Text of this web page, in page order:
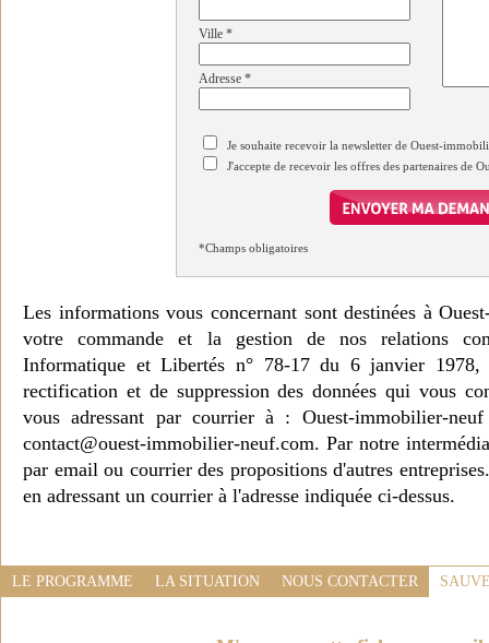
Ville *
Adresse *
Je souhaite recevoir la newsletter de Ouest-
J'accepte de recevoir les offres des partenaires de
*Champs obligatoires
Les informations vous concernant sont destinées à
votre commande et la gestion de nos relations
Informatique et Libertés n° 78-17 du 6 janvier 1978,
rectification et de suppression des données qui vous
vous adressant par courrier à : Ouest-immobilier-
contact@ouest-immobilier-neuf.com. Par notre
par email ou courrier des propositions d'autres
en adressant un courrier à l'adresse indiquée ci-dessus.
LE PROGRAMME LA SITUATION NOUS CONTACTER